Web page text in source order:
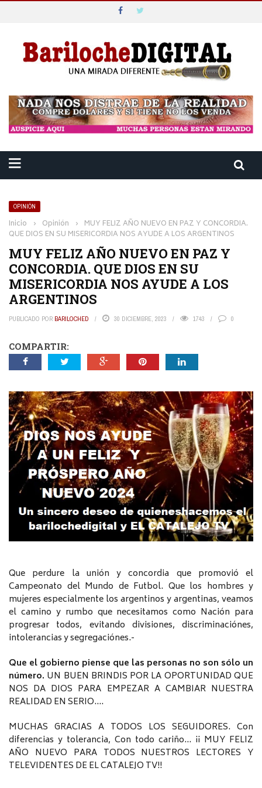
OPINIÓN
Inicio › Opinión › MUY FELIZ AÑO NUEVO EN PAZ Y CONCORDIA.
QUE DIOS EN SU MISERICORDIA NOS AYUDE A LOS ARGENTINOS
MUY FELIZ AÑO NUEVO EN PAZ Y
CONCORDIA. QUE DIOS EN SU
MISERICORDIA NOS AYUDE A LOS
ARGENTINOS
PUBLICADO POR BARILOCHED 30 DICIEMBRE, 2023 1743 0
COMPARTIR:
Que perdure la unión y concordia que promovió el
Campeonato del Mundo de Futbol. Que los hombres y
mujeres especialmente los argentinos y argentinas, veamos
el camino y rumbo que necesitamos como Nación para
progresar todos, evitando divisiones, discriminaciónes,
intolerancias y segregaciónes.-
Que el gobierno piense que las personas no son sólo un
número. UN BUEN BRINDIS POR LA OPORTUNIDAD QUE
NOS DA DIOS PARA EMPEZAR A CAMBIAR NUESTRA
REALIDAD EN SERIO….
MUCHAS GRACIAS A TODOS LOS SEGUIDORES. Con
diferencias y tolerancia, Con todo cariño… ¡¡ MUY FELIZ
AÑO NUEVO PARA TODOS NUESTROS LECTORES Y
TELEVIDENTES DE EL CATALEJO TV!!